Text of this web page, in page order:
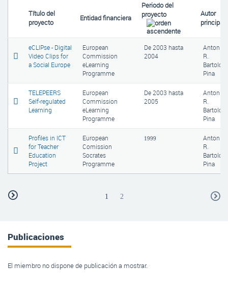
Título del
proyecto
Entidad financiera
Periodo del
proyecto
Autor
principal
eCLIPse - Digital
Video Clips for
a Social Europe
European
Commission
eLearning
Programme
De2003 hasta
2004
Antonio
R.
Pina
TELEPEERS
Self-regulated
Learning
European
Commission
eLearning
Programme
De2003 hasta
2005
Antonio
R.
Pina
Profiles in ICT
for Teacher
Education
Project
European
Comission
Socrates
Programme
1999
Antonio
R.
Pina
1 2
Publicaciones
El miembro no dispone de publicación a mostrar.